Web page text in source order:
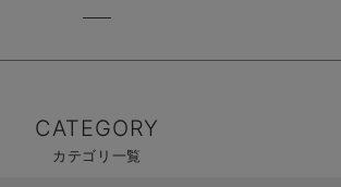
CATEGORY
カテゴリ一覧